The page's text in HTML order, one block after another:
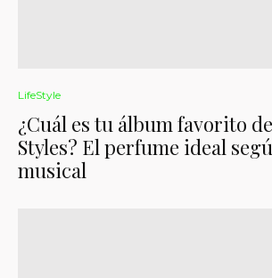
LifeStyle
¿Cuál es tu álbum favorito
Styles? El perfume ideal
musical